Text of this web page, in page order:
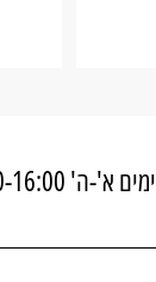
ימים א'-ה' 08:00-16:00 או בכל זמן באתר